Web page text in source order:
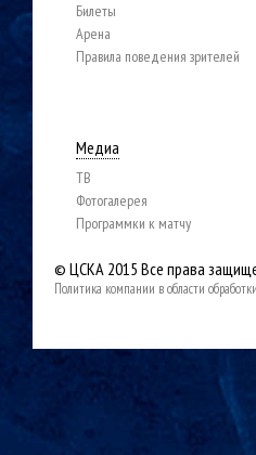
Билеты
Арена
Правила поведения зрителей
Медиа
ТВ
Фотогалерея
Программки к матчу
© ЦСКА 2015 Все права
Политика компании в области